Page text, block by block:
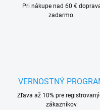
Pri nákupe nad 60 €
zadarmo.
VERNOSTNÝ
Zľava až 10% pre
zákazníkov.